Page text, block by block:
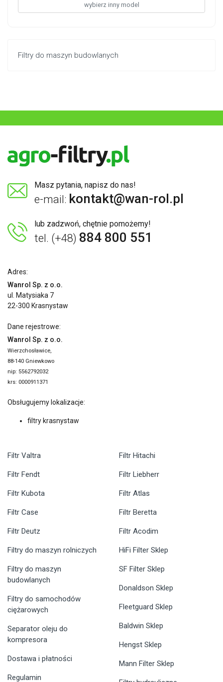
wybierz inny model
Filtry do maszyn budowlanych
Masz pytania, napisz do nas!
e-mail: kontakt@wan-rol.pl
lub zadzwoń, chętnie pomożemy!
tel. (+48) 884 800 551
Adres:
Wanrol Sp. z o.o.
ul. Matysiaka 7
22-300 Krasnystaw
Dane rejestrowe:
Wanrol Sp. z o.o.
Wierzchosławice,
88-140 Gniewkowo
nip: 5562792032
krs: 0000911371
Obsługujemy lokalizacje:
filtry krasnystaw
Filtr Valtra
Filtr Fendt
Filtr Kubota
Filtr Case
Filtr Deutz
Filtr Hitachi
Filtr Liebherr
Filtr Atlas
Filtr Beretta
Filtr Acodim
Filtry do maszyn rolniczych
Filtry do maszyn
budowlanych
Filtry do samochodów
ciężarowych
Separator oleju do
kompresora
Dostawa i płatności
Regulamin
HiFi Filter Sklep
SF Filter Sklep
Donaldson Sklep
Fleetguard Sklep
Baldwin Sklep
Hengst Sklep
Mann Filter Sklep